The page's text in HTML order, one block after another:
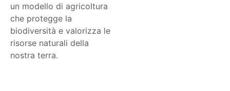
un modello di agricoltura
che protegge la
biodiversità e valorizza le
risorse naturali della
nostra terra.